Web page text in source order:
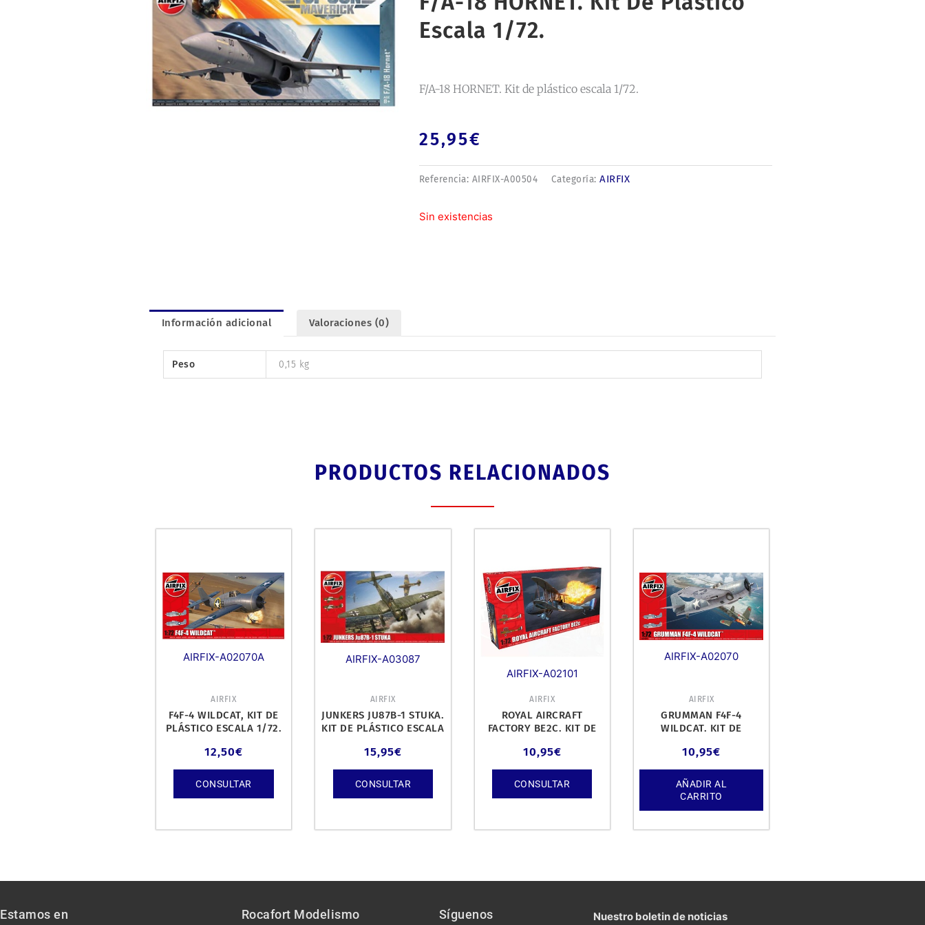
Escala 1/72.
F/A-18 HORNET. Kit de plástico escala 1/72.
25,95€
Referencia: AIRFIX-A00504 Categoría:AIRFIX
Sin existencias
Información adicional Valoraciones (0)
Peso 0,15 kg
PRODUCTOS RELACIONADOS
AIRFIX-A02070A
AIRFIX
F4F-4 WILDCAT, KIT DE
PLÁSTICO ESCALA 1/72.
12,50€
CONSULTAR
AIRFIX-A03087
AIRFIX
JUNKERS JU87B-1 STUKA.
KIT DE PLÁSTICO ESCALA
15,95€
CONSULTAR
AIRFIX-A02101
AIRFIX
ROYAL AIRCRAFT
FACTORY BE2C. KIT DE
10,95€
CONSULTAR
AIRFIX-A02070
AIRFIX
GRUMMAN F4F-4
WILDCAT. KIT DE
10,95€
AÑADIR AL
CARRITO
Estamos en Rocafort Modelismo Síguenos Nuestro boletin de noticias